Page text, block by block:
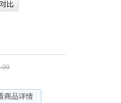
商品详情